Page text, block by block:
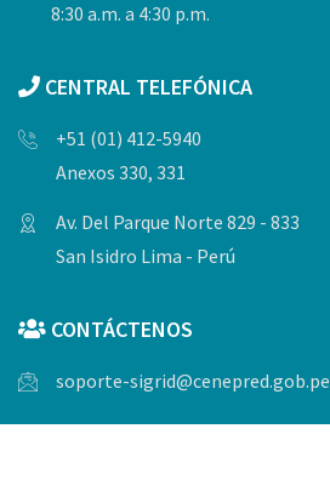
8:30 a.m. a 4:30 p.m.
CENTRAL TELEFÓNICA
+51 (01) 412-5940
Anexos 330, 331
Av. Del Parque Norte 829 - 833
San Isidro Lima - Perú
CONTÁCTENOS
soporte-sigrid@cenepred.gob.pe